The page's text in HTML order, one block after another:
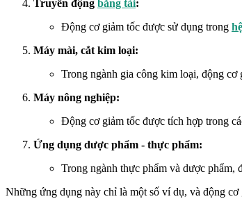
Truyền động băng tải:
Động cơ giảm tốc được sử dụng trong
Máy mài, cắt kim loại:
Trong ngành gia công kim loại, động cơ
Máy nông nghiệp:
Động cơ giảm tốc được tích hợp trong
Ứng dụng dược phẩm - thực phẩm:
Trong ngành thực phẩm và dược phẩm,
Những ứng dụng này chỉ là một số ví dụ, và động